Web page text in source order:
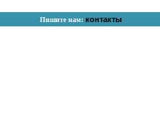
Пишите нам: контакты